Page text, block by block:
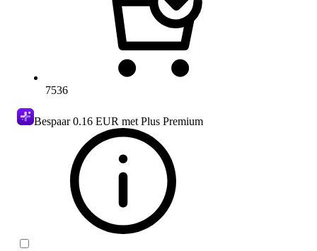
7536
Bespaar0.16 EUR met Plus Premium